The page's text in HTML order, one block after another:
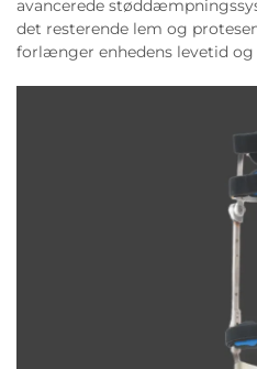
avancerede
det resterende lem og
forlænger enhedens levetid